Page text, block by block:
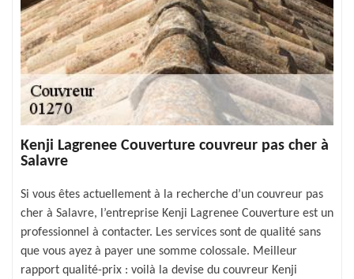
Kenji Lagrenee Couverture couvreur pas cher à
Salavre
Si vous êtes actuellement à la recherche d’un couvreur pas
cher à Salavre, l’entreprise Kenji Lagrenee Couverture est un
professionnel à contacter. Les services sont de qualité sans
que vous ayez à payer une somme colossale. Meilleur
rapport qualité-prix : voilà la devise du couvreur Kenji